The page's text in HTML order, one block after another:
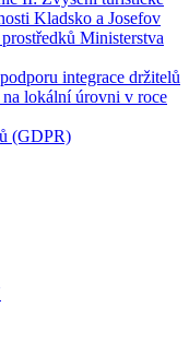
Kladsko a Josefov
Ministerstva
integrace držitelů
na lokální úrovni v roce
(GDPR)